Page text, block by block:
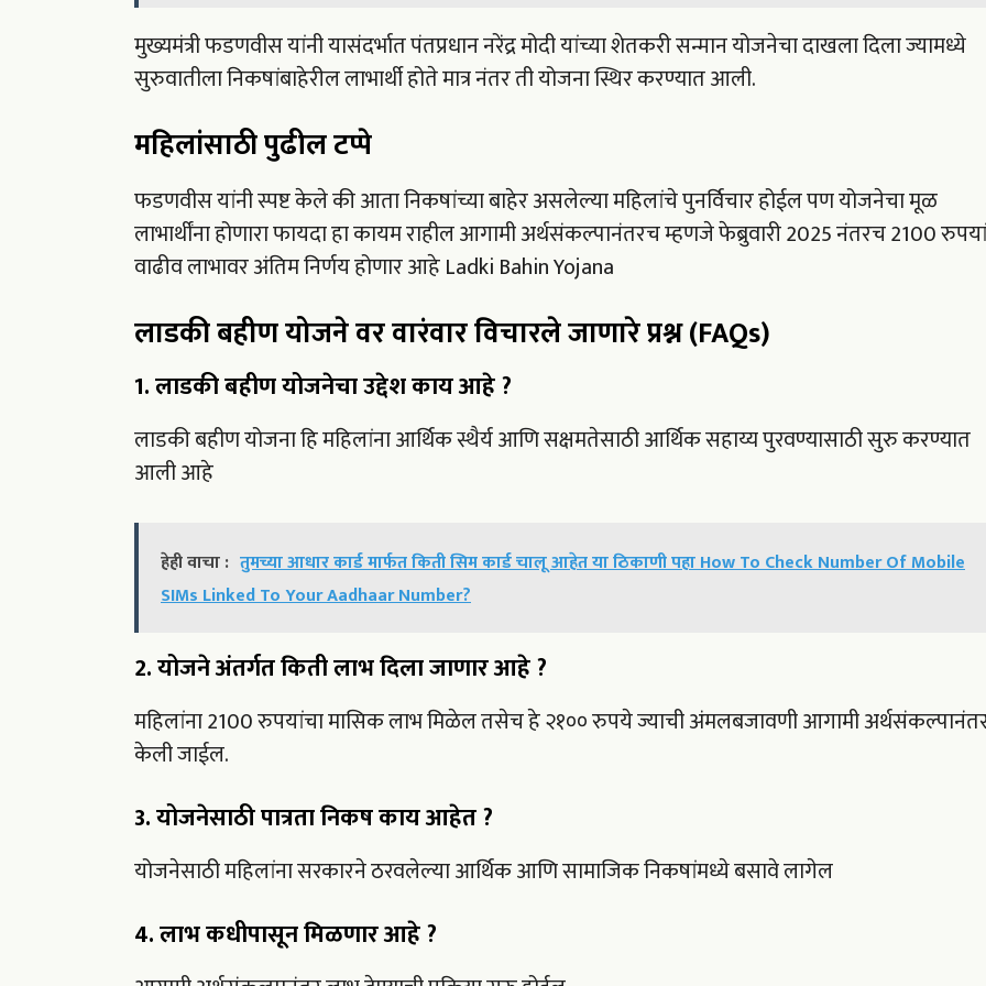
मुख्यमंत्री फडणवीस यांनी यासंदर्भात पंतप्रधान नरेंद्र मोदी यांच्या शेतकरी सन्मान योजनेचा दाखला दिला ज्यामध्ये
सुरुवातीला निकषांबाहेरील लाभार्थी होते मात्र नंतर ती योजना स्थिर करण्यात आली.
महिलांसाठी पुढील टप्पे
फडणवीस यांनी स्पष्ट केले की आता निकषांच्या बाहेर असलेल्या महिलांचे पुनर्विचार होईल पण योजनेचा मूळ
लाभार्थींना होणारा फायदा हा कायम राहील आगामी अर्थसंकल्पानंतरच म्हणजे फेब्रुवारी 2025 नंतरच 2100
वाढीव लाभावर अंतिम निर्णय होणार आहे Ladki Bahin Yojana
लाडकी बहीण योजने वर वारंवार विचारले जाणारे प्रश्न (FAQs)
1. लाडकी बहीण योजनेचा उद्देश काय आहे ?
लाडकी बहीण योजना हि महिलांना आर्थिक स्थैर्य आणि सक्षमतेसाठी आर्थिक सहाय्य पुरवण्यासाठी सुरु करण्यात
आली आहे
हेही वाचा : तुमच्या आधार कार्ड मार्फत किती सिम कार्ड चालू आहेत या ठिकाणी पहा How To Check Number Of Mobile
SIMs Linked To Your Aadhaar Number?
2. योजने अंतर्गत किती लाभ दिला जाणार आहे ?
महिलांना 2100 रुपयांचा मासिक लाभ मिळेल तसेच हे २१०० रुपये ज्याची अंमलबजावणी आगामी
केली जाईल.
3. योजनेसाठी पात्रता निकष काय आहेत ?
योजनेसाठी महिलांना सरकारने ठरवलेल्या आर्थिक आणि सामाजिक निकषांमध्ये बसावे लागेल
4. लाभ कधीपासून मिळणार आहे ?